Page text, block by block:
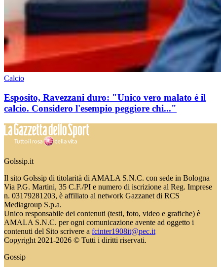
Calcio
Esposito, Ravezzani duro: "Unico vero malato é il
calcio. Considero l'esempio peggiore chi..."
Golssip.it
Il sito Golssip di titolarità di AMALA S.N.C. con sede in Bologna
Via P.G. Martini, 35 C.F./PI e numero di iscrizione al Reg. Imprese
n. 03179281203, è affiliato al network Gazzanet di RCS
Mediagroup S.p.a.
Unico responsabile dei contenuti (testi, foto, video e grafiche) è
AMALA S.N.C. per ogni comunicazione avente ad oggetto i
contenuti del Sito scrivere a fcinter1908it@pec.it
Copyright 2021-2026 © Tutti i diritti riservati.
Gossip